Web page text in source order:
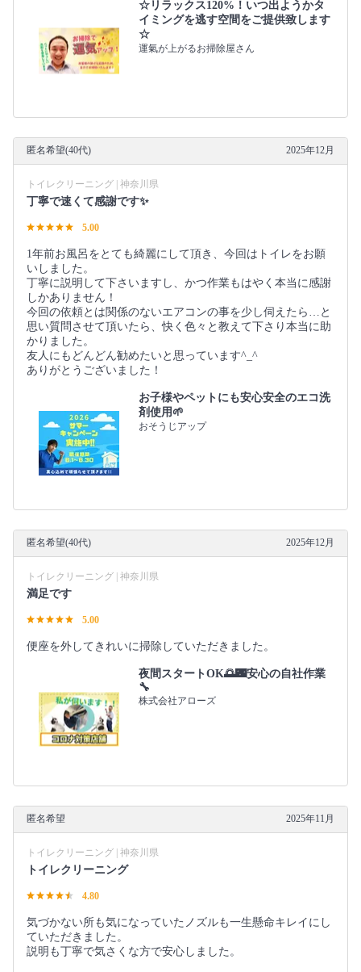
☆リラックス120%！いつ出ようかタ
イミングを逃す空間をご提供致します
☆
運氣が上がるお掃除屋さん
匿名希望(40代) 2025年12月
トイレクリーニング | 神奈川県
丁寧で速くて感謝です✨
5.00
1年前お風呂をとても綺麗にして頂き、今回はトイレをお願
いしました。
丁寧に説明して下さいますし、かつ作業もはやく本当に感謝
しかありません！
今回の依頼とは関係のないエアコンの事を少し伺えたら…と
思い質問させて頂いたら、快く色々と教えて下さり本当に助
かりました。
友人にもどんどん勧めたいと思っています^_^
ありがとうございました！
お子様やペットにも安心安全のエコ洗
剤使用🌱
おそうじアップ
匿名希望(40代) 2025年12月
トイレクリーニング | 神奈川県
満足です
5.00
便座を外してきれいに掃除していただきました。
夜間スタートOK🌅🌃安心の自社作業
🔧
株式会社アローズ
匿名希望 2025年11月
トイレクリーニング | 神奈川県
トイレクリーニング
4.80
気づかない所も気になっていたノズルも一生懸命キレイにし
ていただきました。
説明も丁寧で気さくな方で安心しました。